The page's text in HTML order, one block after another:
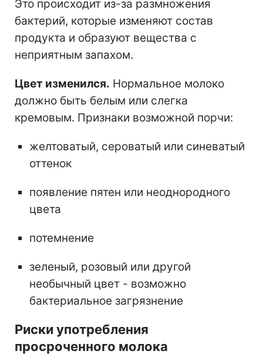
Это происходит из-за размножения
бактерий, которые изменяют состав
продукта и образуют вещества с
неприятным запахом.
Цвет изменился. Нормальное молоко
должно быть белым или слегка
кремовым. Признаки возможной порчи:
желтоватый, сероватый или синеватый
оттенок
появление пятен или неоднородного
цвета
потемнение
зеленый, розовый или другой
необычный цвет - возможно
бактериальное загрязнение
Риски употребления
просроченного молока